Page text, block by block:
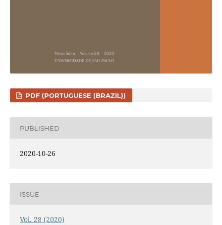
PDF (PORTUGUESE (BRAZIL))
PUBLISHED
2020-10-26
ISSUE
Vol. 28 (2020)